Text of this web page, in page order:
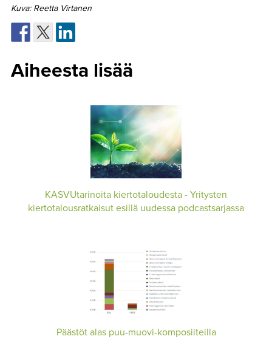
Kuva: Reetta Virtanen
Aiheesta lisää
KASVUtarinoita kiertotaloudesta - Yritysten
kiertotalousratkaisut esillä uudessa podcastsarjassa
Päästöt alas puu-muovi-komposiiteilla